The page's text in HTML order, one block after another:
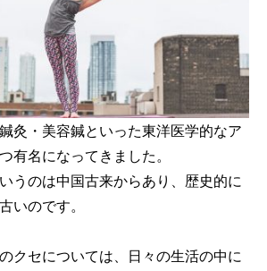
灸・美容鍼といった東洋医学的なア
有名になってきました。
うのは中国古来からあり、歴史的に
いのです。
クセについては、日々の生活の中に